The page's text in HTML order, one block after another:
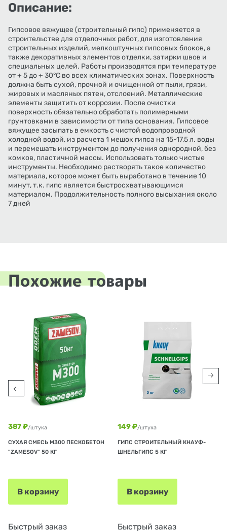
Описание:
Гипсовое вяжущее (строительный гипс) применяется в
строительстве для отделочных работ, для изготовления
строительных изделий, мелкоштучных гипсовых блоков, а
также декоративных элементов отделки, затирки швов и
специальных целей. Работы производятся при температуре
от + 5 до + 30°С во всех климатических зонах. Поверхность
должна быть сухой, прочной и очищенной от пыли, грязи,
жировых и масляных пятен, отслоений. Металлические
элементы защитить от коррозии. После очистки
поверхность обязательно обработать полимерными
грунтовками в зависимости от типа основания. Гипсовое
вяжущее засыпать в емкость с чистой водопроводной
холодной водой, из расчета 1 мешок гипса на 15-17,5 л. воды
и перемешать инструментом до получения однородной, без
комков, пластичной массы. Использовать только чистые
инструменты. Необходимо растворять такое количество
материала, которое может быть выработано в течение 10
минут, т.к. гипс является быстросхватывающимся
материалом. Продолжительность полного высыхания около
7 дней
Похожие товары
387 ₽/штука
СУХАЯ СМЕСЬ М300 ПЕСКОБЕТОН
"ZAMESOV" 50 КГ
В корзину
Быстрый заказ
149 ₽/штука
ГИПС СТРОИТЕЛЬНЫЙ КНАУФ-
ШНЕЛЬГИПС 5 КГ
В корзину
Быстрый заказ